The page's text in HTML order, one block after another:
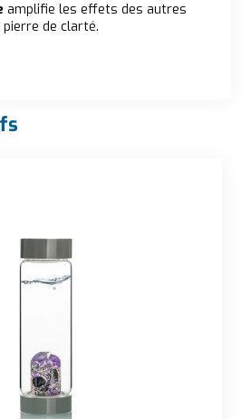
amplifie les effets des autres
pierre de clarté.